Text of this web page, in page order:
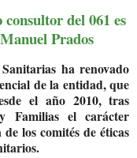
consultor del 061 es
Prados
ha renovado
de la entidad, que
el año 2010, tras
Familias el carácter
los comités de éticas